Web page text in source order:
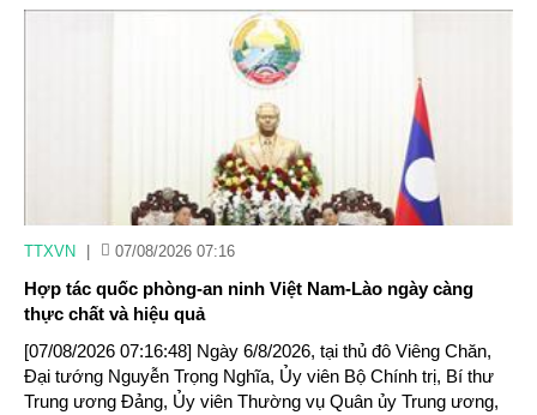
TTXVN 07/08/2026 07:16
Hợp tác quốc phòng-an ninh Việt Nam-Lào ngày càng
thực chất và hiệu quả
[07/08/2026 07:16:48] Ngày 6/8/2026, tại thủ đô Viêng Chăn,
Đại tướng Nguyễn Trọng Nghĩa, Ủy viên Bộ Chính trị, Bí thư
Trung ương Đảng, Ủy viên Thường vụ Quân ủy Trung ương,